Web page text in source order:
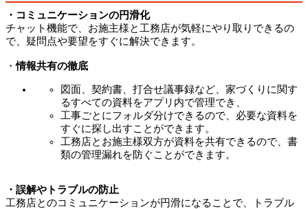
・コミュニケーションの円滑化
チャット機能で、お施主様と工務店が気軽にやり取りできるの
で、疑問点や要望をすぐに解決できます。
・情報共有の徹底
図面、契約書、打合せ議事録など、家づくりに関す
るすべての資料をアプリ内で管理でき、
工事ごとにフォルダ分けできるので、必要な資料を
すぐに探し出すことができます。
工務店とお施主様双方が資料を共有できるので、書
類の管理漏れを防ぐことができます。
・誤解やトラブルの防止
工務店とのコミュニケーションが円滑になることで、トラブル